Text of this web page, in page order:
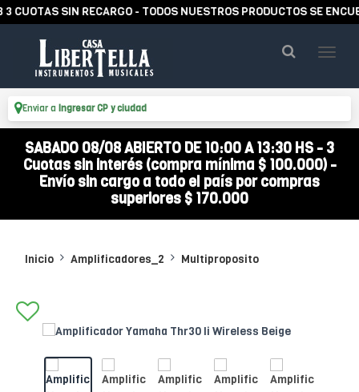
SIN RECARGO - TODOS NUESTROS PRODUCTOS SE
Enviar a Ingresar CP y ciudad
SABADO 08/08 ABIERTO DE 10:00 A 13:30 HS - 3
Cuotas sin interés (compra mínima $ 100.000) -
Envío sin cargo a todo el país por compras
superiores $ 170.000
Inicio Amplificadores_2 Multiproposito